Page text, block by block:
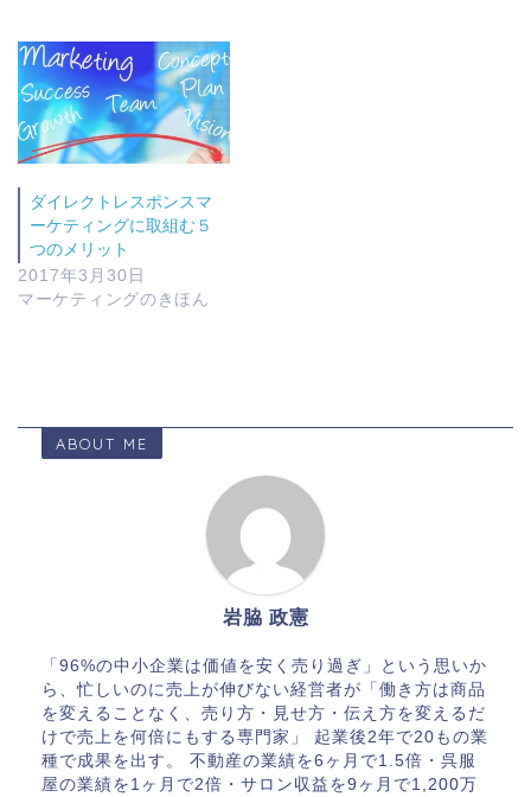
ダイレクトレスポンスマ
ーケティングに取組む５
つのメリット
2017年3月30日
マーケティングのきほん
ABOUT ME
岩脇 政憲
「96%の中小企業は価値を安く売り過ぎ」という思いか
ら、忙しいのに売上が伸びない経営者が「働き方は商品
を変えることなく、売り方・見せ方・伝え方を変えるだ
けで売上を何倍にもする専門家」 起業後2年で20もの業
種で成果を出す。 不動産の業績を6ヶ月で1.5倍・呉服
屋の業績を1ヶ月で2倍・サロン収益を9ヶ月で1,200万